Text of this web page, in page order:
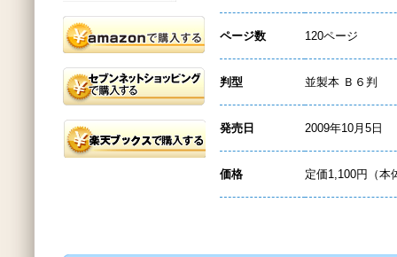
ページ数 120ページ
判型 並製本 Ｂ６判
発売日 2009年10月5日
価格 定価1,100円（本